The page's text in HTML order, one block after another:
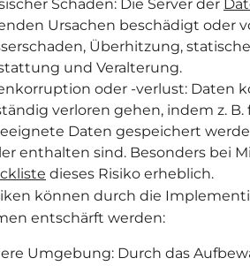
Schaden: Die Server der
Ursachen beschädigt oder
Überhitzung,
und Veralterung.
oder -verlust: Daten
verloren gehen, indem z.
Daten gespeichert
enthalten sind. Besonders bei
dieses Risiko erheblich.
können durch die
entschärft werden:
Umgebung: Durch das